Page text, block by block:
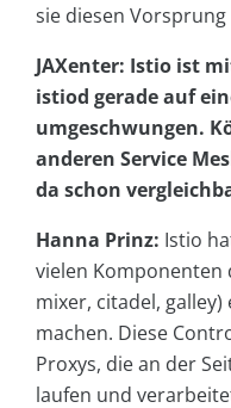
sie diesen
JAXenter: Istio ist
istiod gerade auf
umgeschwungen.
anderen Service
da schon
Hanna Prinz: Istio
vielen Komponenten
mixer, citadel,
machen. Diese
Proxys, die an der
laufen und